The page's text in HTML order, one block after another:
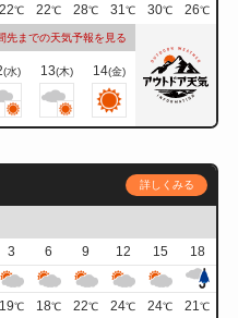
22℃ 22℃ 28℃ 31℃ 30℃ 26℃
先までの天気予報を見る
(水) 13(木) 14(金)
詳しくみる
3 6 9 12 15
18
19℃ 18℃ 22℃ 24℃ 24℃ 21℃